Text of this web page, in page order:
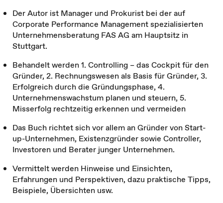
Der Autor ist Manager und Prokurist bei der auf
Corporate Performance Management spezialisierten
Unternehmensberatung FAS AG am Hauptsitz in
Stuttgart.
Behandelt werden 1. Controlling – das Cockpit für den
Gründer, 2. Rechnungswesen als Basis für Gründer, 3.
Erfolgreich durch die Gründungsphase, 4.
Unternehmenswachstum planen und steuern, 5.
Misserfolg rechtzeitig erkennen und vermeiden
Das Buch richtet sich vor allem an Gründer von Start-
up-Unternehmen, Existenzgründer sowie Controller,
Investoren und Berater junger Unternehmen.
Vermittelt werden Hinweise und Einsichten,
Erfahrungen und Perspektiven, dazu praktische Tipps,
Beispiele, Übersichten usw.